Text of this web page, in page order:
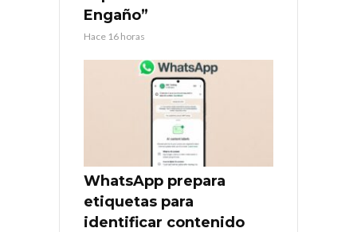
Engaño”
Hace 16 horas
WhatsApp prepara
etiquetas para
identificar contenido